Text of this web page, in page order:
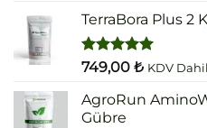
aldı
TerraBora Plus 2
5 üzerinden
oy
aldı
749,00 ₺ KDV
AgroRun
Gübre